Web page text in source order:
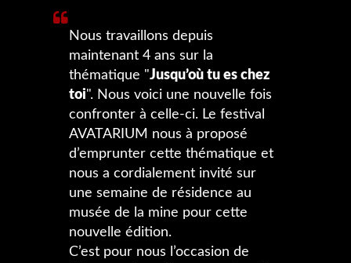
Nous travaillons depuis
maintenant 4 ans sur la
thématique "Jusqu’où tu es chez
toi". Nous voici une nouvelle fois
confronter à celle-ci. Le festival
AVATARIUM nous à proposé
d’emprunter cette thématique et
nous a cordialement invité sur
une semaine de résidence au
musée de la mine pour cette
nouvelle édition.
C’est pour nous l’occasion de